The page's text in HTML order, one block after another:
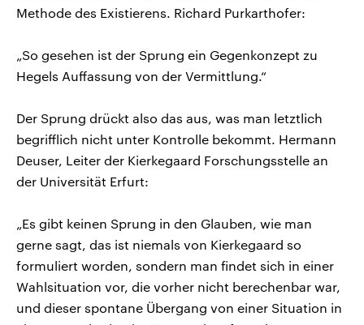
Methode des Existierens. Richard Purkarthofer:
„So gesehen ist der Sprung ein Gegenkonzept zu
Hegels Auffassung von der Vermittlung.“
Der Sprung drückt also das aus, was man letztlich
begrifflich nicht unter Kontrolle bekommt. Hermann
Deuser, Leiter der Kierkegaard Forschungsstelle an
der Universität Erfurt:
„Es gibt keinen Sprung in den Glauben, wie man
gerne sagt, das ist niemals von Kierkegaard so
formuliert worden, sondern man findet sich in einer
Wahlsituation vor, die vorher nicht berechenbar war,
und dieser spontane Übergang von einer Situation in